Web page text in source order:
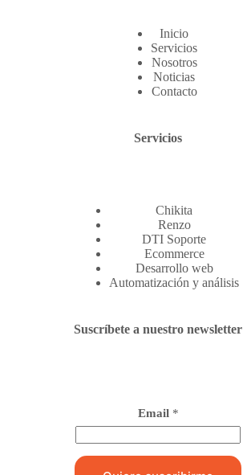
Inicio
Servicios
Nosotros
Noticias
Contacto
Servicios
Chikita
Renzo
DTI Soporte
Ecommerce
Desarrollo web
Automatización y análisis
Suscríbete a nuestro newsletter
Email *